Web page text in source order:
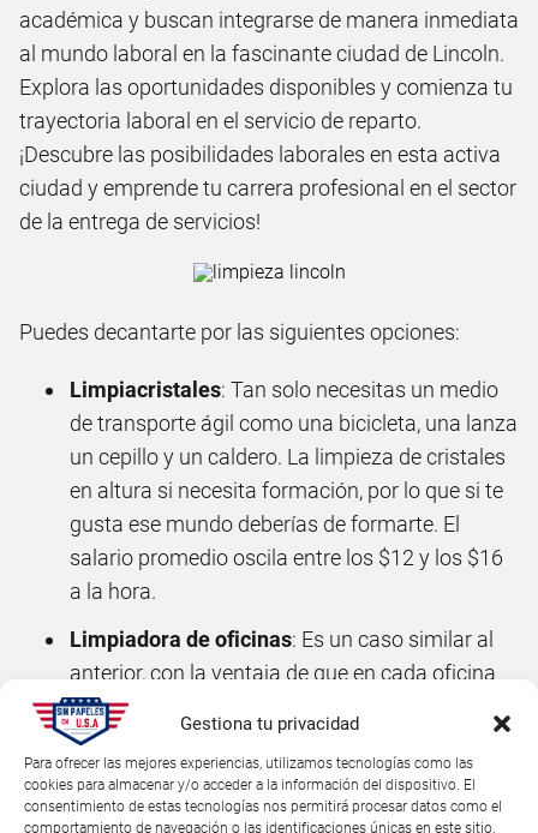
Gestiona tu privacidad
Para ofrecer las mejores experiencias, utilizamos tecnologías como las
cookies para almacenar y/o acceder a la información del dispositivo. El
consentimiento de estas tecnologías nos permitirá procesar datos como el
comportamiento de navegación o las identificaciones únicas en este sitio.
académica y buscan integrarse de manera inmediata
al mundo laboral en la fascinante ciudad de Lincoln.
Explora las oportunidades disponibles y comienza tu
trayectoria laboral en el servicio de reparto.
¡Descubre las posibilidades laborales en esta activa
ciudad y emprende tu carrera profesional en el sector
de la entrega de servicios!
Puedes decantarte por las siguientes opciones:
Limpiacristales: Tan solo necesitas un medio
de transporte ágil como una bicicleta, una lanza
un cepillo y un caldero. La limpieza de cristales
en altura si necesita formación, por lo que si te
gusta ese mundo deberías de formarte. El
salario promedio oscila entre los $12 y los $16
a la hora.
Limpiadora de oficinas: Es un caso similar al
anterior, con la ventaja de que en cada oficina
puedes tener tu kit de limpieza a cargo de la
empresa. El salario promedio oscila entre los $9
y los $14 a la hora.
Limpiar casas: Caso parecido al anterior pero